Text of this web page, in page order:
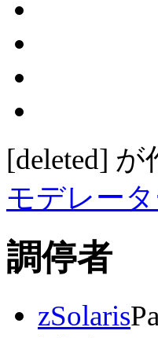
[deleted] が
モデレー
調停者
zSolaris